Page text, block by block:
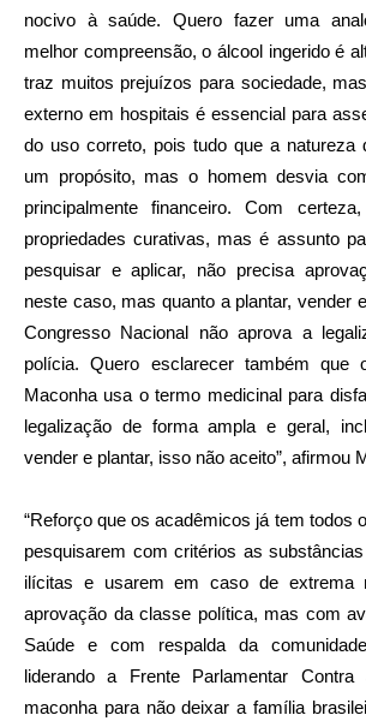
nocivo à saúde. Quero fazer uma
melhor compreensão, o álcool ingerido é
traz muitos prejuízos para sociedade,
externo em hospitais é essencial para
do uso correto, pois tudo que a natureza
um propósito, mas o homem desvia
principalmente financeiro. Com
propriedades curativas, mas é assunto
pesquisar e aplicar, não precisa
neste caso, mas quanto a plantar, vender
Congresso Nacional não aprova a
polícia. Quero esclarecer também que
Maconha usa o termo medicinal para
legalização de forma ampla e geral,
vender e plantar, isso não aceito”, afirmou
“Reforço que os acadêmicos já tem todos
pesquisarem com critérios as
ilícitas e usarem em caso de extrema
aprovação da classe política, mas com
Saúde e com respalda da
liderando a Frente Parlamentar
maconha para não deixar a família